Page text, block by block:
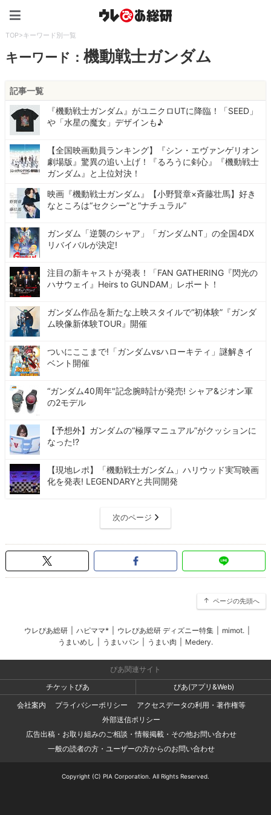
TOP>キーワード別一覧
キーワード：機動戦士ガンダム
記事一覧
『機動戦士ガンダム』がユニクロUTに降臨！「SEED」
や「水星の魔女」デザインも♪
【全国映画動員ランキング】『シン・エヴァンゲリオン
劇場版』驚異の追い上げ！『るろうに剣心』『機動戦士
ガンダム』と上位対決！
映画『機動戦士ガンダム』【小野賢章×斉藤壮馬】好き
なところは“セクシー”と“ナチュラル”
ガンダム「逆襲のシャア」「ガンダムNT」の全国4DX
リバイバルが決定!
注目の新キャストが発表！「FAN GATHERING『閃光の
ハサウェイ』Heirs to GUNDAM」レポート！
ガンダム作品を新たな上映スタイルで“初体験”『ガンダ
ム映像新体験TOUR』開催
ついにここまで!「ガンダムvsハローキティ」謎解きイ
ベント開催
“ガンダム40周年"記念腕時計が発売! シャア&ジオン軍
の2モデル
【予想外】ガンダムの“極厚マニュアル”がクッションに
なった!?
【現地レポ】「機動戦士ガンダム」ハリウッド実写映画
化を発表! LEGENDARYと共同開発
次のページ
ページの先頭へ
ウレぴあ総研 ハピママ* ウレぴあ総研 ディズニー特集 mimot.
うまいめし
うまいパン うまい肉 Medery.
ぴあ関連サイト
チケットぴあ
ぴあ(アプリ&Web)
会社案内
プライバシーポリシー
アクセスデータの利用・著作権等
外部送信ポリシー
広告出稿・お取り組みのご相談・情報掲載・その他お問い合わせ
一般の読者の方・ユーザーの方からのお問い合わせ
Copyright (C) PIA Corporation. All Rights Reserved.